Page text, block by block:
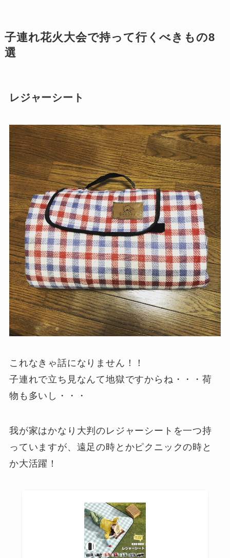
子連れ花火大会で持って行くべきもの8
選
レジャーシート
これなきゃ話になりません！！
子連れで立ち見なんて地獄ですからね・・・荷
物も多いし・・・
我が家はかなり大判のレジャーシートを一つ持
っていますが、遠足の時とかピクニックの時と
か大活躍！